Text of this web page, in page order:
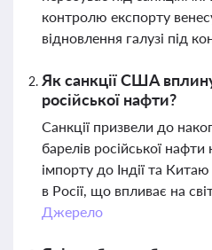
контролю експорту
відновлення галузі під
Як санкції США
російської нафти?
Санкції призвели до
барелів російської
імпорту до Індії та
в Росії, що впливає на
Джерело